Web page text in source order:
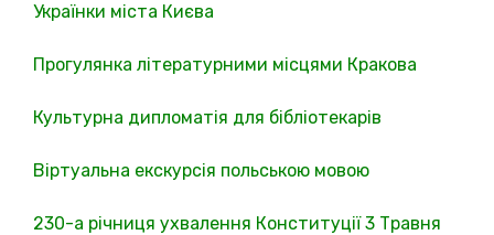
Українки міста Києва
Прогулянка літературними місцями Кракова
Культурна дипломатія для бібліотекарів
Віртуальна екскурсія польською мовою
230-а річниця ухвалення Конституції 3 Травня